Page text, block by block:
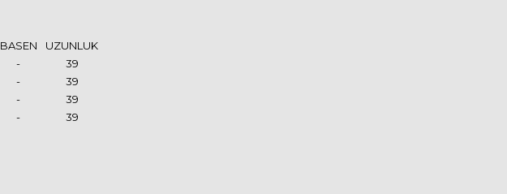
BASEN
UZUNLUK
-
39
-
39
-
39
- 39